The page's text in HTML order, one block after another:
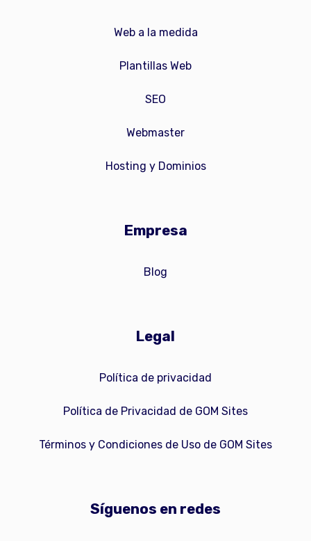
Web a la medida
Plantillas Web
SEO
Webmaster
Hosting y Dominios
Empresa
Blog
Legal
Política de privacidad
Política de Privacidad de GOM Sites
Términos y Condiciones de Uso de GOM Sites
Síguenos en redes